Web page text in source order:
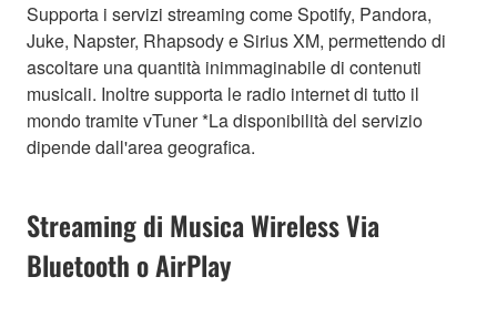
Supporta i servizi streaming come Spotify, Pandora,
Juke, Napster, Rhapsody e Sirius XM, permettendo di
ascoltare una quantità inimmaginabile di contenuti
musicali. Inoltre supporta le radio internet di tutto il
mondo tramite vTuner *La disponibilità del servizio
dipende dall'area geografica.
Streaming di Musica Wireless Via
Bluetooth o AirPlay